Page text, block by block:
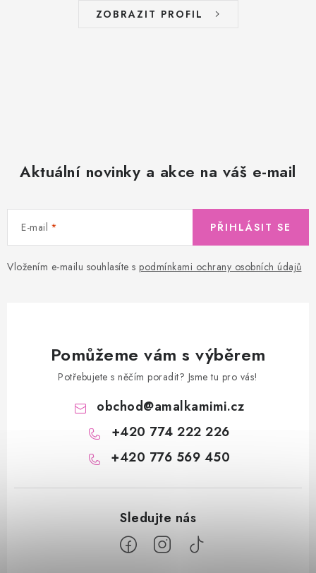
ZOBRAZIT PROFIL
Aktuální novinky a akce na váš e-mail
E-mail
Vložením e-mailu souhlasíte s podmínkami ochrany osobních údajů
PŘIHLÁSIT SE
Pomůžeme vám s výběrem
Potřebujete s něčím poradit? Jsme tu pro vás!
obchod@amalkamimi.cz
+420 774 222 226
+420 776 569 450